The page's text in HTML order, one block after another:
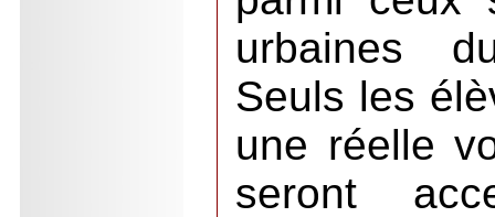
urbaines
Seuls les
une réelle
seront